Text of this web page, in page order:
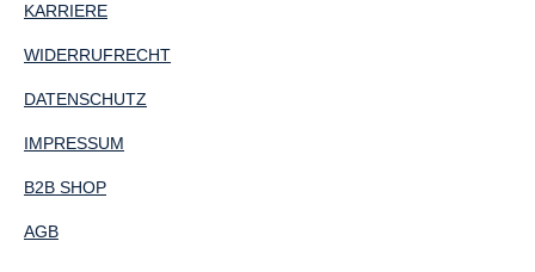
KARRIERE
WIDERRUFRECHT
DATENSCHUTZ
IMPRESSUM
B2B SHOP
AGB